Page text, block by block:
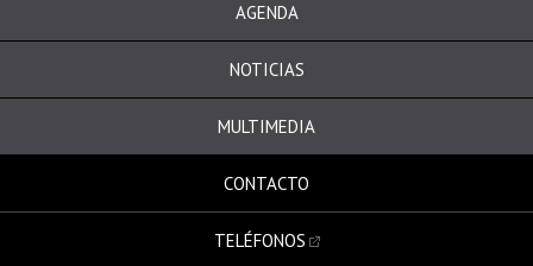
AGENDA
NOTICIAS
MULTIMEDIA
CONTACTO
TELÉFONOS